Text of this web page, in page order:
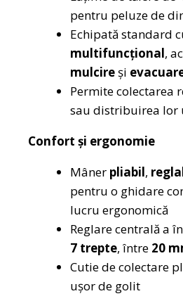
pentru peluze de
Echipată standard
multifuncțional,
mulcire și
Permite colectarea
sau distribuirea lor
Confort și ergonomie
Mâner pliabil,
pentru o ghidare
lucru ergonomică
Reglare centrală a
7 trepte, între 20
Cutie de colectare
ușor de golit